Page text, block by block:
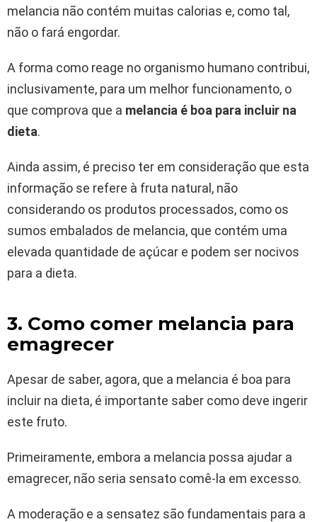
melancia não contém muitas calorias e, como tal,
não o fará engordar.
A forma como reage no organismo humano contribui,
inclusivamente, para um melhor funcionamento, o
que comprova que a melancia é boa para incluir na
dieta.
Ainda assim, é preciso ter em consideração que esta
informação se refere à fruta natural, não
considerando os produtos processados, como os
sumos embalados de melancia, que contém uma
elevada quantidade de açúcar e podem ser nocivos
para a dieta.
3. Como comer melancia para
emagrecer
Apesar de saber, agora, que a melancia é boa para
incluir na dieta, é importante saber como deve ingerir
este fruto.
Primeiramente, embora a melancia possa ajudar a
emagrecer, não seria sensato comê-la em excesso.
A moderação e a sensatez são fundamentais para a